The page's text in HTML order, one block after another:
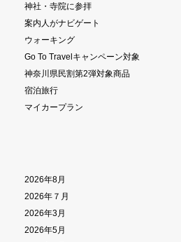
神社・寺院に参拝
案内人がナビゲート
ウォーキング
Go To Travelキャンペーン対象
神奈川県民割第2弾対象商品
宿泊旅行
マイカープラン
2026年8月
2026年７月
2026年3月
2026年5月